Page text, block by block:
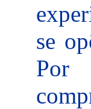
se
Por